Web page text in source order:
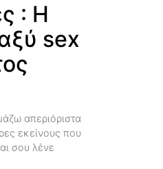
: Η
sex
απεριόριστα
εκείνους που
σου λένε